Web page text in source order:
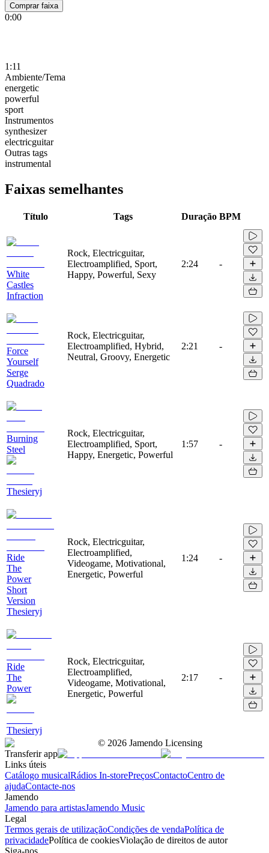
Comprar faixa
0:00
1:11
Ambiente/Tema
energetic
powerful
sport
Instrumentos
synthesizer
electricguitar
Outras tags
instrumental
Faixas semelhantes
Título Tags Duração BPM
White
Castles
Infraction
Rock, Electricguitar,
Electroamplified, Sport,
Happy, Powerful, Sexy
2:24 -
Force
Yourself
Serge
Quadrado
Rock, Electricguitar,
Electroamplified, Hybrid,
Neutral, Groovy, Energetic
2:21 -
Burning
Steel
Thesieryj
Rock, Electricguitar,
Electroamplified, Sport,
Happy, Energetic, Powerful
1:57 -
Ride
The
Power
Short
Version
Thesieryj
Rock, Electricguitar,
Electroamplified,
Videogame, Motivational,
Energetic, Powerful
1:24 -
Ride
The
Power
Thesieryj
Rock, Electricguitar,
Electroamplified,
Videogame, Motivational,
Energetic, Powerful
2:17 -
© 2026 Jamendo Licensing
Transferir app
Links úteis
Catálogo musicalRádios In-storePreçosContactoCentro de
ajudaContacte-nos
Jamendo
Jamendo para artistasJamendo Music
Legal
Termos gerais de utilizaçãoCondições de vendaPolítica de
privacidadePolítica de cookiesViolação de direitos de autor
Siga-nos